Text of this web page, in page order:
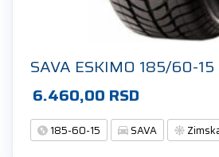
SAVA ESKIMO 185/60-
6.460,00 RSD
185-60-15 SAVA